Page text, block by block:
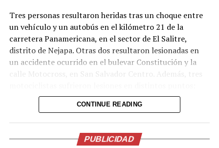
Comparte esto:
Facebook
Me gusta esto:
Tres personas resultaron heridas tras un choque entre
un vehículo y un autobús en el kilómetro 21 de la
carretera Panamericana, en el sector de El Salitre,
distrito de Nejapa. Otras dos resultaron lesionadas en
un accidente ocurrido en el bulevar Constitución y la
calle Motocross, en San Salvador Centro. Además, tres
uno en el kilómetro 17 de la Panamericana (sector La
Flecha, San Martín), otro en el kilómetro 36½ de la
misma vía (tramo Santa Ana-San Salvador, Ciudad Arce)
y un tercero en el bulevar del Ejército, en San Salvador.
CONTINUE READING
PUBLICIDAD